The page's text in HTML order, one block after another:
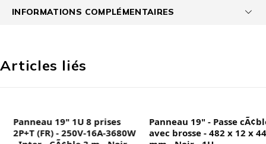
INFORMATIONS COMPLÉMENTAIRES
Articles liés
Panneau 19" 1U 8 prises
2P+T (FR) - 250V-16A-3680W
Panneau 19" - Passe cÃ¢ble
avec brosse - 482 x 12 x 44